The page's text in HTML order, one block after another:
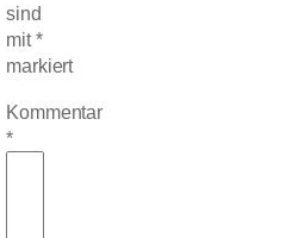
sind
mit*
markiert
Kommentar
*